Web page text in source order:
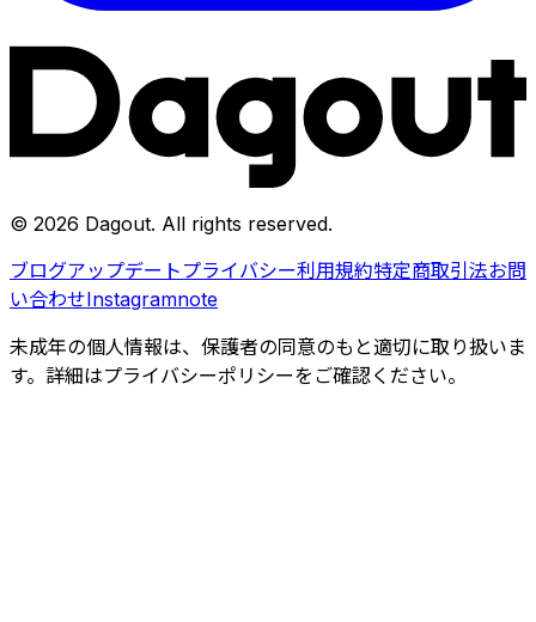
© 2026 Dagout. All rights reserved.
ブログアップデート プライバシー利用規約特定商取引法お問
い合わせInstagramnote
未成年の個人情報は、保護者の同意のもと適切に取り扱いま
す。詳細はプライバシーポリシーをご確認ください。